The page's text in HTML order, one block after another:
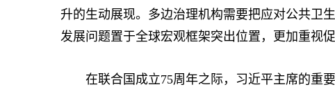
升的生动展现。多边治理机构需要把应对公共卫
发展问题置于全球宏观框架突出位置，更加重视
在联合国成立75周年之际，习近平主席的重